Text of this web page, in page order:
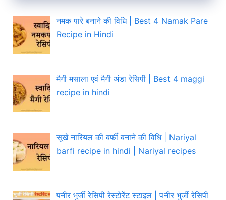
नमक पारे बनाने की विधि | Best 4 Namak Pare
Recipe in Hindi
मैगी मसाला एवं मैगी अंडा रेसिपी | Best 4 maggi
recipe in hindi
सूखे नारियल की बर्फी बनाने की विधि | Nariyal
barfi recipe in hindi | Nariyal recipes
पनीर भुर्जी रेसिपी रेस्टोरेंट स्टाइल | पनीर भुर्जी रेसिपी